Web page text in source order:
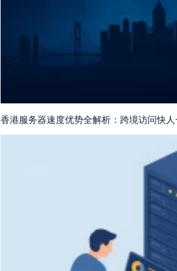
香港服务器速度优势全解析：跨境访问快